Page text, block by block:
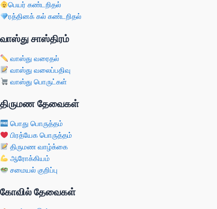
பெயர் கண்டறிதல்
ரத்தினக் கல் கண்டறிதல்
வாஸ்து சாஸ்திரம்
வாஸ்து வரைதல்
வாஸ்து வலைப்பதிவு
வாஸ்து பொருட்கள்
திருமண தேவைகள்
பொது பொருத்தம்
பிரத்யேக பொருத்தம்
திருமண வாழ்க்கை
ஆரோக்கியம்
சமையல் குறிப்பு
கோவில் தேவைகள்